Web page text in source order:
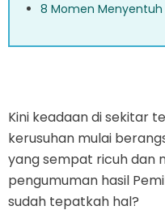
8 Momen Menyentuh
Kini keadaan di sekitar
kerusuhan mulai
yang sempat ricuh dan
pengumuman hasil
sudah tepatkah hal?